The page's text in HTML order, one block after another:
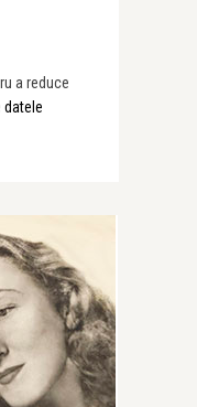
a reduce